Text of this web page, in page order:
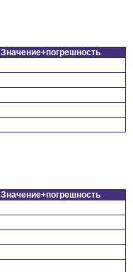
Значение+погрешность
Значение+погрешность